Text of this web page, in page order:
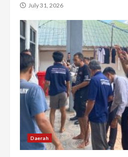
July 31, 2026
Daerah